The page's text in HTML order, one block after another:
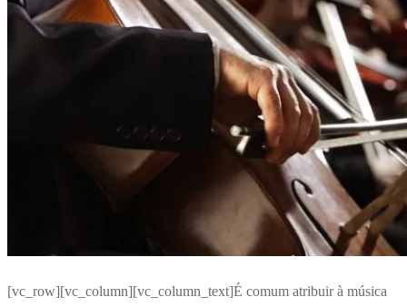
[vc_row][vc_column][vc_column_text]É comum atribuir à música